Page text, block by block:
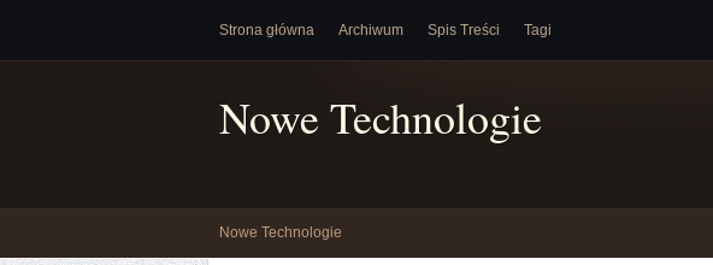
Strona główna Archiwum Spis Treści Tagi
Nowe Technologie
Nowe Technologie